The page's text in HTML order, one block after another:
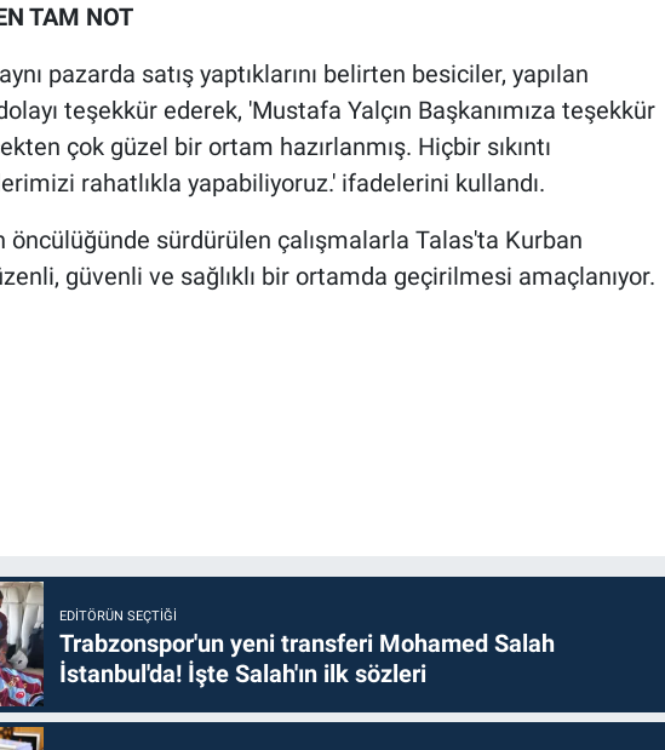
TAM NOT
pazarda satış yaptıklarını belirten besiciler, yapılan
teşekkür ederek, 'Mustafa Yalçın Başkanımıza teşekkür
çok güzel bir ortam hazırlanmış. Hiçbir sıkıntı
rahatlıkla yapabiliyoruz.' ifadelerini kullandı.
öncülüğünde sürdürülen çalışmalarla Talas'ta Kurban
güvenli ve sağlıklı bir ortamda geçirilmesi amaçlanıyor.
EDITÖRÜN SEÇTIĞI
Trabzonspor'un yeni transferi Mohamed Salah
İstanbul'da! İşte Salah'ın ilk sözleri